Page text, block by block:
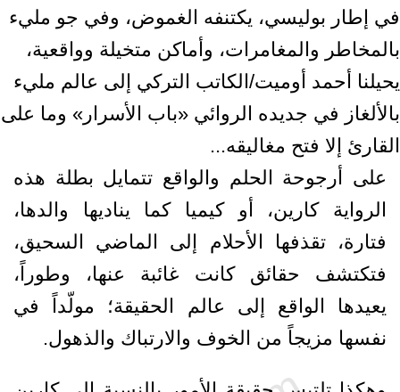
في إطار بوليسي، يكتنفه الغموض، وفي جو مليء
بالمخاطر والمغامرات، وأماكن متخيلة وواقعية،
يحيلنا أحمد أوميت/الكاتب التركي إلى عالم مليء
بالألغاز في جديده الروائي «باب الأسرار» وما على
القارئ إلا فتح مغاليقه...
على أرجوحة الحلم والواقع تتمايل بطلة هذه
الرواية كارين، أو كيميا كما يناديها والدها،
فتارة، تقذفها الأحلام إلى الماضي السحيق،
فتكتشف حقائق كانت غائبة عنها، وطوراً،
يعيدها الواقع إلى عالم الحقيقة؛ مولّداً في
نفسها مزيجاً من الخوف والارتباك والذهول.